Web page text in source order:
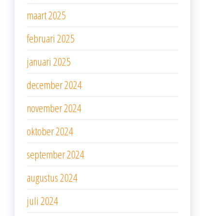
maart 2025
februari 2025
januari 2025
december 2024
november 2024
oktober 2024
september 2024
augustus 2024
juli 2024